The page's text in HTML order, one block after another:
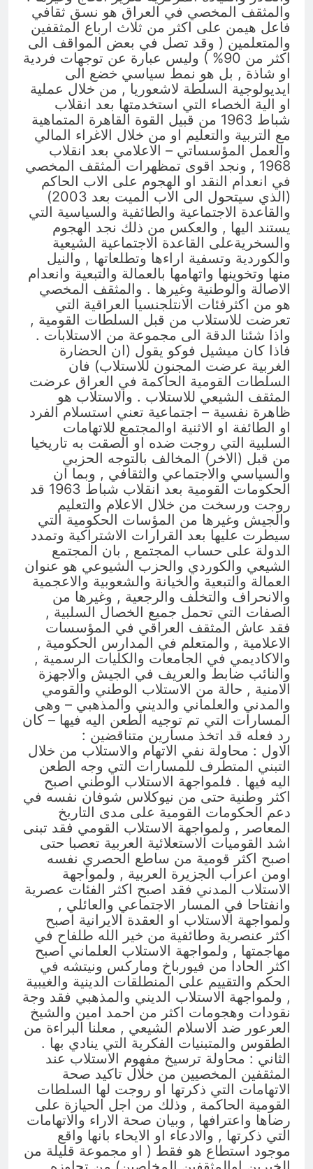
والمثقف المخصي في العراق هو نسق ثقافي
فاعل هيمن على اكثر من ثلاث ارباع المثقفين
والمتعلمين ( وقد تصل في بعض المواقف الى
اكثر من 90% ) وليس عبارة عن توجهات فردية
او شاذة , بل هو نمط سياسي خضع الى
ايديولوجية السلطة لاشعوريا , من خلال عملية
او الية الخصاء التي استخدمتها بعد انقلاب
شباط 1963 من قبيل القوة القاهرة المتماهية
مع التربية والتعليم او من خلال الاغراء المالي
والعمل المؤسساتي – الاعلامي بعد انقلاب
1968 , ونجد اقوى تمظهرات المثقف المخصي
في انعدام النقد او الهجوم على الاب الحاكم
(الذي سيتحول الى الاب الميت بعد 2003)
والقاعدة الاجتماعية والطائفية والسياسية التي
يستند اليها , والعكس من ذلك نجد الهجوم
والسخريةعلى القاعدة الاجتماعية الشيعية
والكوردية وتسفية اراءها وتطلعاتها , والنيل
منها وتخوينها واتهامها بالعمالة والتبعية وانعدام
الاصالة والوطنية وغيرها . والمثقف المخصي
هو من اكثرفئات الانتلجنسيا العراقية التي
تعرضت للاستلاب من قبل السلطات القومية ,
واذا شئنا الدقة الى مجموعة من الاستلابات .
فاذا كان ميشيل فوكو يقول (ان الحضارة
الغربية عرضت المجنون للاستلاب) فان
السلطات القومية الحاكمة في العراق عرضت
المثقف الشيعي للاستلاب . والاستلاب هو
ظاهرة نفسية – اجتماعية تعني استسلام الفرد
او الطائفة او الاثنية اوالمجتمع للاتهامات
السلبية التي روجت ضده او الصقت به تاريخيا
من قبل (الاخر) المخالف بالتوجه الحزبي
والسياسي والاجتماعي والثقافي , وبما ان
الحكومات القومية بعد انقلاب شباط 1963 قد
روجت ورسخت من خلال الاعلام والتعليم
والجيش وغيرها من المؤسات الحكومية التي
سيطرت عليها بعد القرارات الاشتراكية وتمدد
الدولة على حساب المجتمع , بان المجتمع
الشيعي والكوردي والحزب الشيوعي هو عنوان
العمالة والتبعية والخيانة والشعوبية والاعجمية
والانحراف والتخلف والرجعية , وغيرها من
الصفات التي تحمل جميع الخصال السلبية ,
فقد عاش المثقف العراقي في المؤسسات
الاعلامية , والمتعلم في المدارس الحكومية ,
والاكاديمي في الجامعات والكليات الرسمية ,
والنائب ضابط والعريف في الجيش والاجهزة
الامنية , حالة من الاستلاب الوطني والقومي
والمدني والعلماني والديني والمذهبي – وهى
المسارات التي تم توجيه الطعن اليه فيها – كان
رد فعله قد اتخذ مسارين متناقضين :
الاول : محاولة نفي الاتهام والاستلاب من خلال
التبني المتطرف للمسارات التي وجه الطعن
اليه فيها . فلمواجهة الاستلاب الوطني اصبح
اكثر وطنية حتى من نيوكلاس شوفان نفسه في
دعم الحكومات القومية على مدى التاريخ
المعاصر , ولمواجهة الاستلاب القومي فقد تبنى
اشد القوميات الاستعلائية العربية تعصبا حتى
اصبح اكثر قومية من ساطع الحصري نفسه
اومن اعراب الجزيرة العربية , ولمواجهة
الاستلاب المدني فقد اصبح اكثر الفئات عصرية
وانفتاحا في المسار الاجتماعي والعائلي ,
ولمواجهة الاستلاب او العقدة الايرانية اصبح
اكثر عنصرية وطائفية من خير الله طلفاح في
مهاجمتها , ولمواجهة الاستلاب العلماني اصبح
اكثر الحادا من فيورباخ وماركس ونيتشه في
الحكم والتقييم على المنطلقات الدينية والغيبية
, ولمواجهة الاستلاب الديني والمذهبي فقد وجة
نقودات وهجومات اكثر من احمد امين والشيخ
العرعور ضد الاسلام الشيعي , معلنا البراءة من
الطقوس والمتبنيات الفكرية التي ينادي بها .
الثاني : محاولة ترسيخ مفهوم الاستلاب عند
المثقفين المخصيين من خلال تاكيد صحة
الاتهامات التي ذكرتها او روجت لها السلطات
القومية الحاكمة , وذلك من اجل الحيازة على
رضاها واعترافها , وبيان صحة الاراء والاتهامات
التي ذكرتها , والادعاء او الايحاء بانها واقع
موجود استطاع هو فقط ( او مجموعة قليلة من